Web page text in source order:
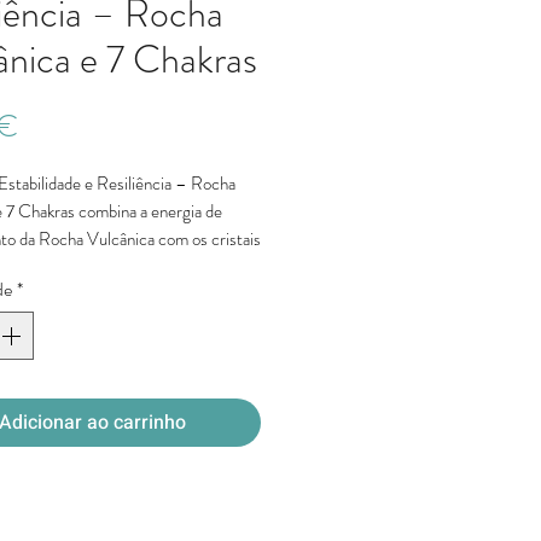
– Rocha
e 7 Chakras
e Resiliência – Rocha
Chakras combina a energia de
da Rocha Vulcânica com os cristais
é frequentemente procurada
reforçar a estabilidade
sensação de equilíbrio energético
*
Adicionar ao carrinho